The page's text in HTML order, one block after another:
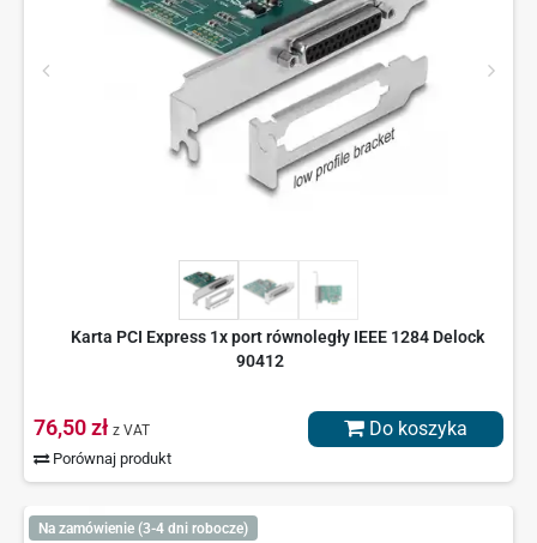
Karta PCI Express 1x port równoległy IEEE 1284 Delock
90412
76,50 zł z VAT
Porównaj produkt
Do koszyka
Na zamówienie (3-4 dni robocze)